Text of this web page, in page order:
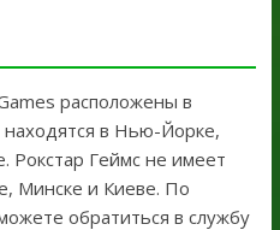
расположены в
в Нью-Йорке,
Геймс не имеет
Минске и Киеве. По
обратиться в службу